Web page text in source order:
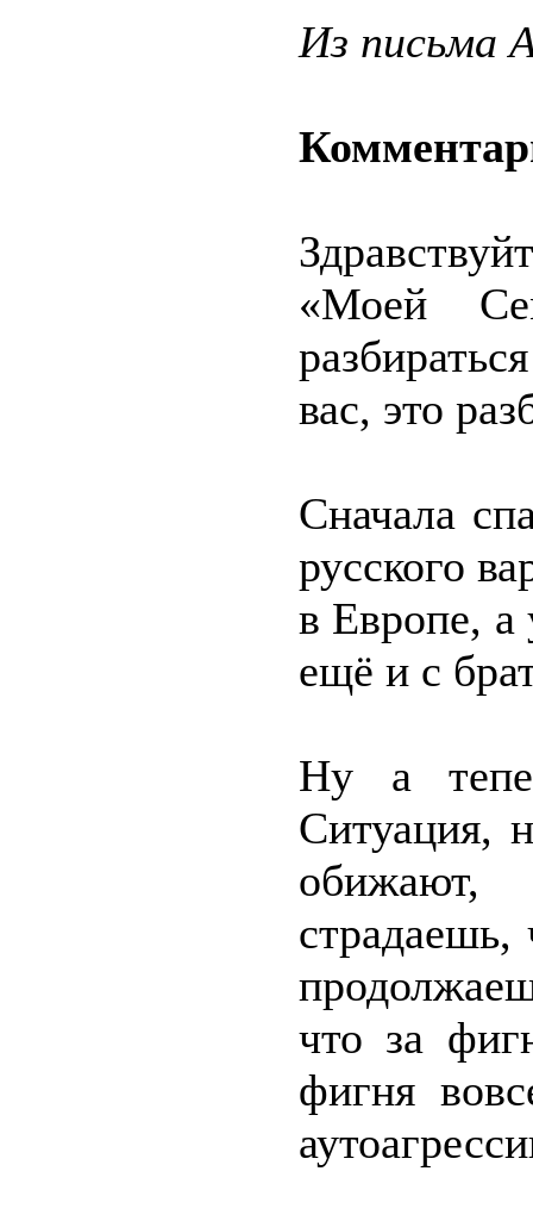
Из письма
«Моей
вас, это
Сначала
русского
в Европе, а
ещё и с
Ну а
Ситуация,
страдаешь,
что за
фигня